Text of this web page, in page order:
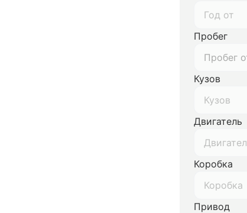
Год от
Пробег
Кузов
Кузов
Двигатель
Коробка
Коробка
Привод